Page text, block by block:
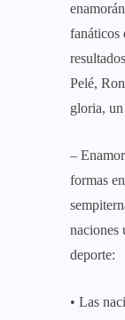
fanáticos
Pelé,
gloria, un
–
formas
naciones
deporte:
• Las